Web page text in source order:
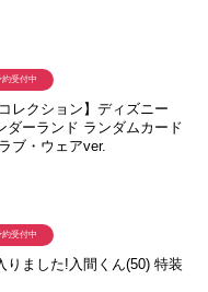
レクション】ディズニー
ダーランド ランダムカード
ブ・ウェアver.
約受付中
りました!入間くん(50) 特装
約受付中